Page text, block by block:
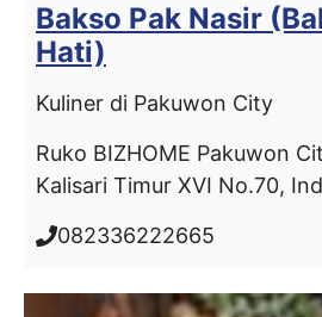
Bakso Pak Nasir
Hati)
Kuliner di Pakuwon City
Ruko BIZHOME Pakuwon
Kalisari Timur XVI No.70,
082336222665